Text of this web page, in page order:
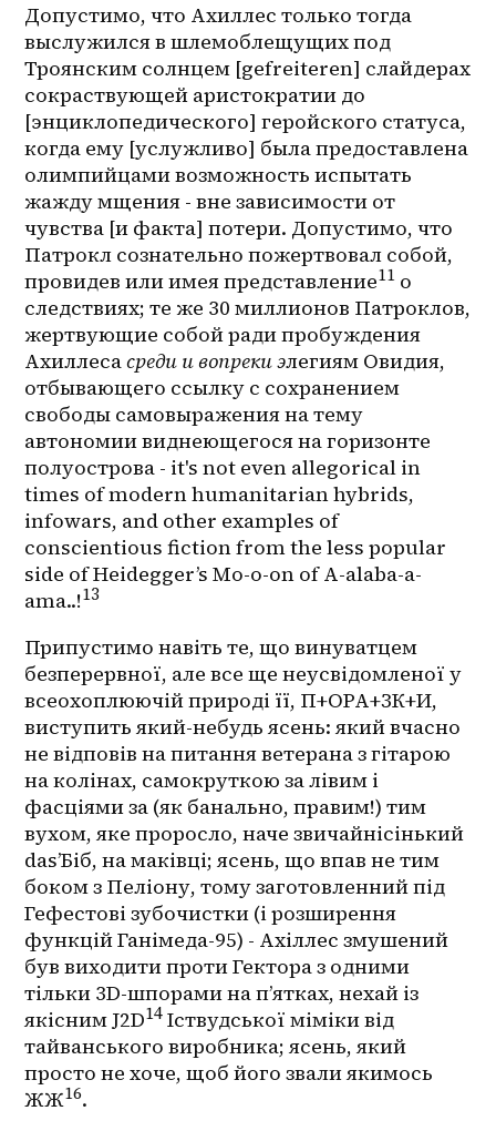
Допустимо, что Ахиллес только тогда
выслужился в шлемоблещущих под
Троянским солнцем [gefreiteren] слайдерах
сокраствующей аристократии до
[энциклопедического] геройского статуса,
когда ему [услужливо] была предоставлена
олимпийцами возможность испытать
жажду мщения - вне зависимости от
чувства [и факта] потери. Допустимо, что
Патрокл сознательно пожертвовал собой,
провидев или имея представление11 о
следствиях; те же 30 миллионов Патроклов,
жертвующие собой ради пробуждения
Ахиллеса среди и вопреки элегиям Овидия,
отбывающего ссылку с сохранением
свободы самовыражения на тему
автономии виднеющегося на горизонте
полуострова - it's not even allegorical in
times of modern humanitarian hybrids,
infowars, and other examples of
conscientious fiction from the less popular
side of Heidegger’s Mo-o-on of A-alaba-a-
ama..!13
Припустимо навіть те, що винуватцем
безперервної, але все ще неусвідомленої у
всеохоплюючій природі її, П+ОРА+ЗК+И,
виступить який-небудь ясень: який вчасно
не відповів на питання ветерана з гітарою
на колінах, самокруткою за лівим і
фасціями за (як банально, правим!) тим
вухом, яке проросло, наче звичайнісінький
das’Біб, на маківці; ясень, що впав не тим
боком з Пеліону, тому заготовленний під
Гефестові зубочистки (і розширення
функцій Ганімеда-95) - Ахіллес змушений
був виходити проти Гектора з одними
тільки 3D-шпорами на п’ятках, нехай із
якісним J2D14 Іствудської міміки від
тайванського виробника; ясень, який
просто не хоче, щоб його звали якимось
ЖЖ16.